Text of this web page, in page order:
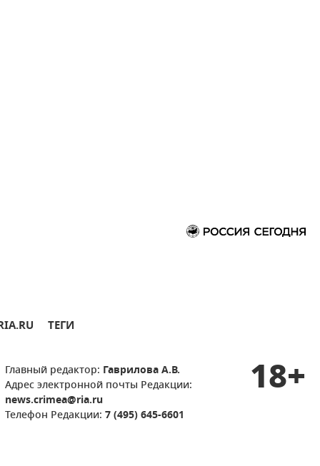
ТЕГИ
Главный редактор: Гаврилова А.В.
Адрес электронной почты Редакции:
news.crimea@ria.ru
Телефон Редакции: 7 (495) 645-6601
18+